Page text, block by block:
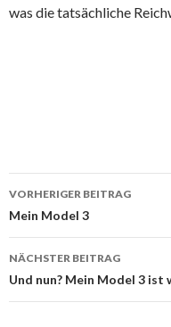
was die tatsächliche
Beitrags-
Navigation
VORHERIGER BEITRAG
Mein Model 3
NÄCHSTER BEITRAG
Und nun? Mein Model 3 ist